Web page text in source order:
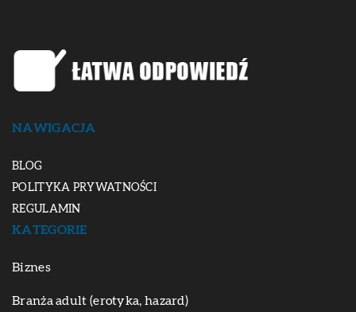
NAWIGACJA
BLOG
POLITYKA PRYWATNOŚCI
REGULAMIN
KATEGORIE
Biznes
Branża adult (erotyka, hazard)